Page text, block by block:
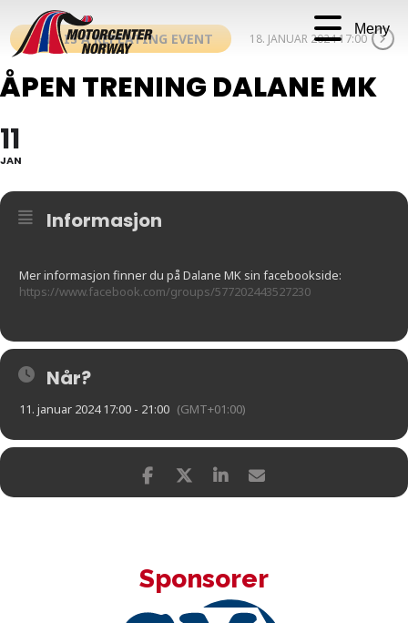
Meny
THIS IS A REPEATING EVENT 18. JANUAR 2024 17:00
ÅPEN TRENING DALANE MK
11
JAN
Informasjon
Mer informasjon finner du på Dalane MK sin facebookside:
https://www.facebook.com/groups/577202443527230
Når?
11. januar 2024 17:00 - 21:00 (GMT+01:00)
Sponsorer